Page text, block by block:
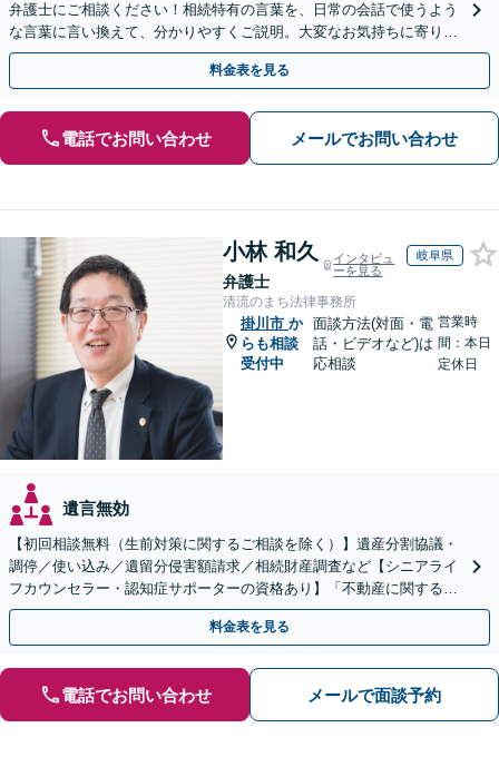
弁護士にご相談ください！相続特有の言葉を、日常の会話で使うよう
な言葉に言い換えて、分かりやすくご説明。大変なお気持ちに寄り添
い、納得できる解決を目指します
料金表を見る
電話でお問い合わせ メールでお問い合わせ
小林 和久
弁護士
インタビュ
ーを見る
岐阜県
清流のまち法律事務所
掛川市 か
らも相談
受付中
面談方法(対面・電
話・ビデオなど)は
応相談
営業時
間：本日
定休日
遺言無効
【初回相談無料（生前対策に関するご相談を除く）】遺産分割協議・
調停／使い込み／遺留分侵害額請求／相続財産調査など【シニアライ
フカウンセラー・認知症サポーターの資格あり】「不動産に関する相
続もお任せください」【当日・夜間相談可（要相談）】
料金表を見る
電話でお問い合わせ メールで面談予約